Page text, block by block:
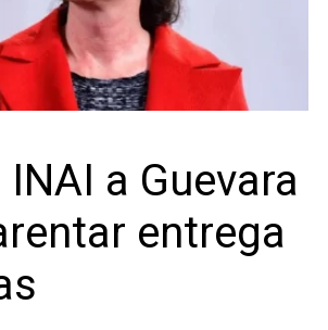
a Guevara
entrega